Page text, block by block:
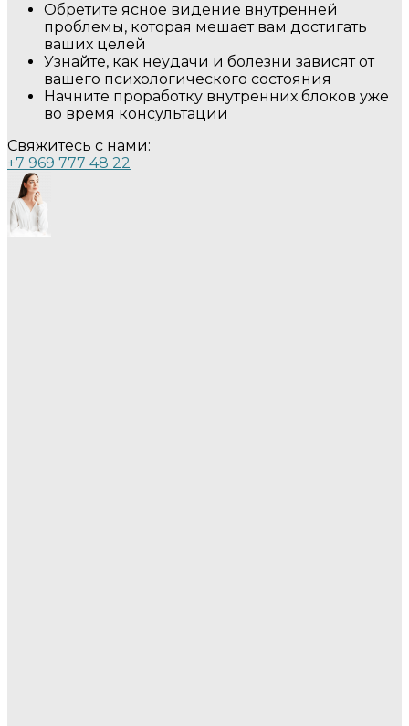
Обретите ясное видение внутренней
проблемы, которая мешает вам достигать
ваших целей
Узнайте, как неудачи и болезни зависят от
вашего психологического состояния
Начните проработку внутренних блоков уже
во время консультации
Свяжитесь с нами:
+7 969 777 48 22